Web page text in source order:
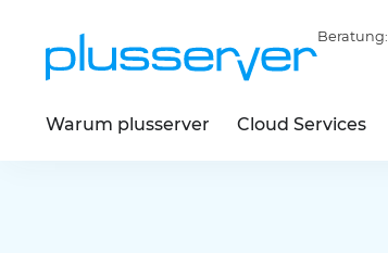
Beratung:
Warum plusserver Cloud Services